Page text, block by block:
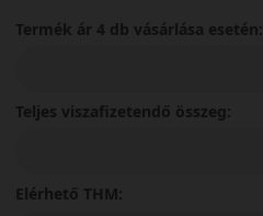
Termék ár 4 db vásárlása esetén:
Teljes viszafizetendő összeg:
Elérhető THM: